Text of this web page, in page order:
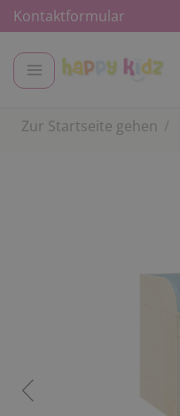
Kontaktformular
Zur Startseite gehen